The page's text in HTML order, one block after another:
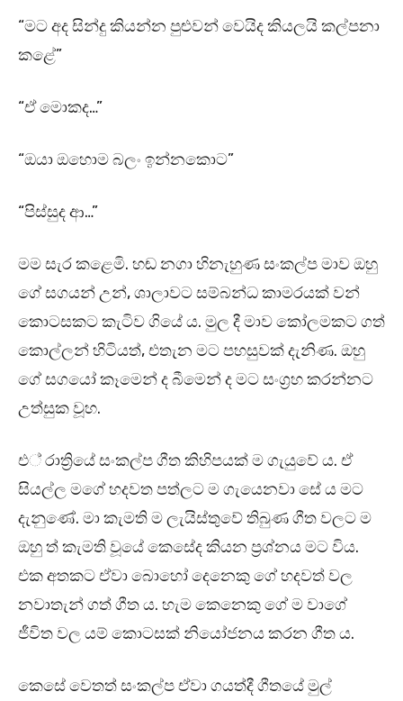
“මට අද සින්දු කියන්න පුළුවන් වෙයිද කියලයි කල්පනා
කළේ”
“ඒ මොකද…”
“ඔයා ඔහොම බලං ඉන්නකොට”
“පිස්සුද ආ…”
මම සැර කළෙමි. හඬ නගා හිනැහුණ සංකල්ප මාව ඔහු
ගේ සගයන් උන්, ශාලාවට සම්බන්ධ කාමරයක් වන්
කොටසකට කැටිව ගියේ ය. මුල දී මාව කෝලමකට ගත්
කොල්ලන් හිටියත්, එතැන මට පහසුවක් දැනිණ. ඔහු
ගේ සගයෝ කෑමෙන් ද බීමෙන් ද මට සංග්‍රහ කරන්නට
උත්සුක වූහ.
එ් රාත්‍රියේ සංකල්ප ගීත කිහිපයක් ම ගැයුවේ ය. ඒ
සියල්ල මගේ හදවත පත්ලට ම ගැයෙනවා සේ ය මට
දැනුණේ. මා කැමති ම ලැයිස්තුවේ තිබුණ ගීත වලට ම
ඔහු ත් කැමති වූයේ කෙසේද කියන ප්‍රශ්නය මට විය.
එක අතකට ඒවා බොහෝ දෙනෙකු ගේ හදවත් වල
නවාතැන් ගත් ගීත ය. හැම කෙනෙකු ගේ ම වාගේ
ජීවිත වල යම් කොටසක් නියෝජනය කරන ගීත ය.
කෙසේ වෙතත් සංකල්ප ඒවා ගයත්දී ගීතයේ මුල්